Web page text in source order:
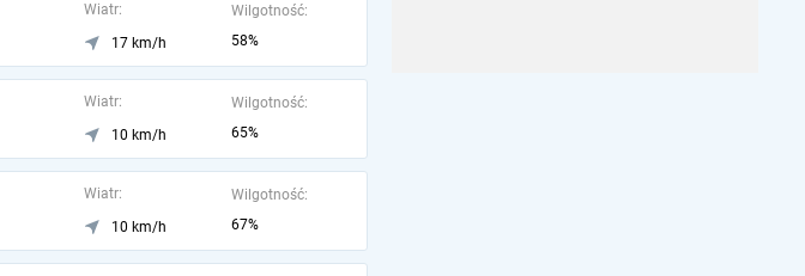
Wiatr:
17 km/h
Wilgotność:
58%
Wiatr:
10 km/h
Wilgotność:
65%
Wiatr:
10 km/h
Wilgotność:
67%